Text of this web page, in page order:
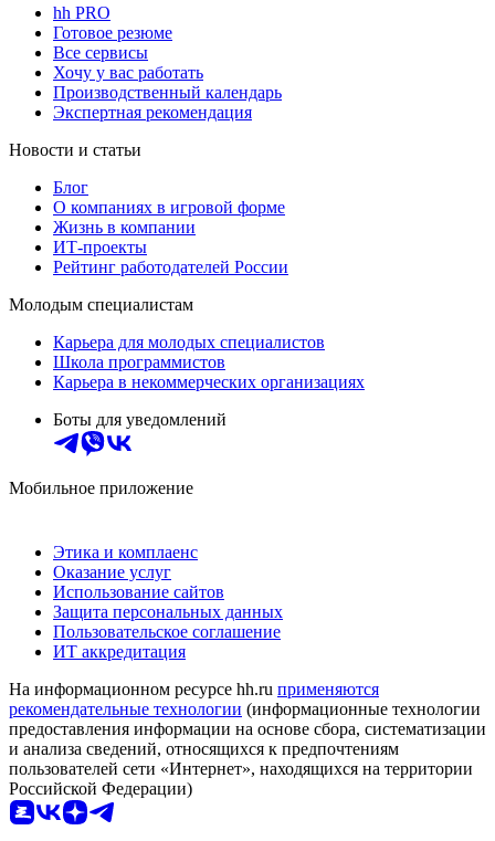
hh PRO
Готовое резюме
Все сервисы
Хочу у вас работать
Производственный календарь
Экспертная рекомендация
Новости и статьи
Блог
О компаниях в игровой форме
Жизнь в компании
ИТ-проекты
Рейтинг работодателей России
Молодым специалистам
Карьера для молодых специалистов
Школа программистов
Карьера в некоммерческих организациях
Боты для уведомлений
Мобильное приложение
Этика и комплаенс
Оказание услуг
Использование сайтов
Защита персональных данных
Пользовательское соглашение
ИТ аккредитация
На информационном ресурсе hh.ru применяются
рекомендательные технологии (информационные технологии
предоставления информации на основе сбора, систематизации
и анализа сведений, относящихся к предпочтениям
пользователей сети «Интернет», находящихся на территории
Российской Федерации)